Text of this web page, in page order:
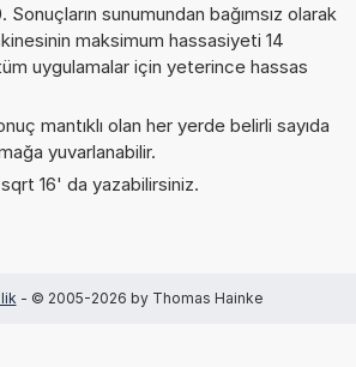
sunumundan bağımsız olarak
maksimum hassasiyeti 14
uygulamalar için yeterince hassas
mantıklı olan her yerde belirli sayıda
yuvarlanabilir.
16' da yazabilirsiniz.
- © 2005-2026 by Thomas Hainke